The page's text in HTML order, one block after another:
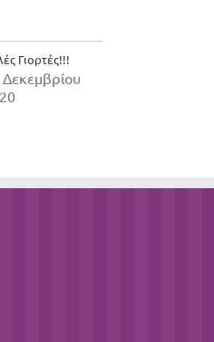
Γιορτές!!!